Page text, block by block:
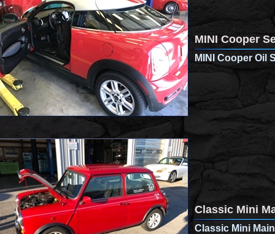
MINI Cooper
MINI Cooper Oil
Classic Mini
Classic Mini